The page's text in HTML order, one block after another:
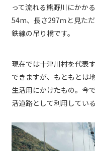
って流れる熊野川にかか
54m、長さ297ｍと見た
鉄線の吊り橋です。
現在では十津川村を代表
できますが、もともとは
生活用にかけたもの。今
活道路として利用してい